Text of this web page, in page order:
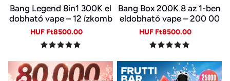
Bang Legend 8in1 300K el
dobható vape – 12 ízkomb
ináció
Sale
HUF Ft8500.00
Bang Box 200K 8 az 1-ben
eldobható vape – 200 00
0 slukk, 10 íz
Sale
HUF Ft8500.00